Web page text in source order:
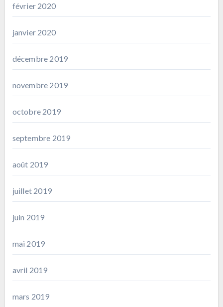
février 2020
janvier 2020
décembre 2019
novembre 2019
octobre 2019
septembre 2019
août 2019
juillet 2019
juin 2019
mai 2019
avril 2019
mars 2019